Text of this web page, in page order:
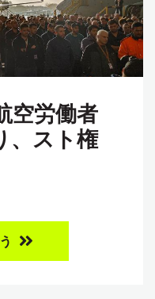
空労働者
、スト権